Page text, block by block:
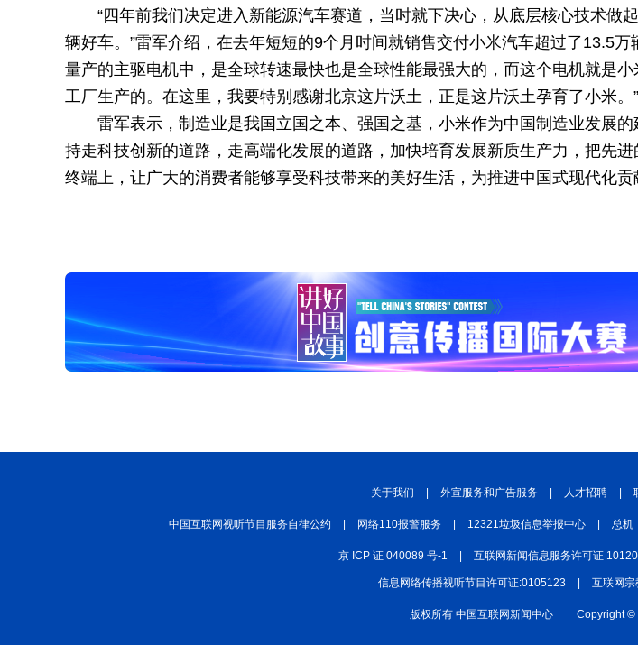
“四年前我们决定进入新能源汽车赛道，当时就下决心，从底层核心技术做
辆好车。”雷军介绍，在去年短短的9个月时间就销售交付小米汽车超过了13.5万
量产的主驱电机中，是全球转速最快也是全球性能最强大的，而这个电机就是
工厂生产的。在这里，我要特别感谢北京这片沃土，正是这片沃土孕育了小米。”
雷军表示，制造业是我国立国之本、强国之基，小米作为中国制造业发展
持走科技创新的道路，走高端化发展的道路，加快培育发展新质生产力，把先
终端上，让广大的消费者能够享受科技带来的美好生活，为推进中国式现代化贡
关于我们 外宣服务和广告服务 人才招聘
中国互联网视听节目服务自律公约 网络110报警服务 12321垃圾信息举报中心 总机
京 ICP 证 040089 号-1 互联网新闻信息服务许可证
信息网络传播视听节目许可证:0105123 互联网
版权所有 中国互联网新闻中心 Copyright ©